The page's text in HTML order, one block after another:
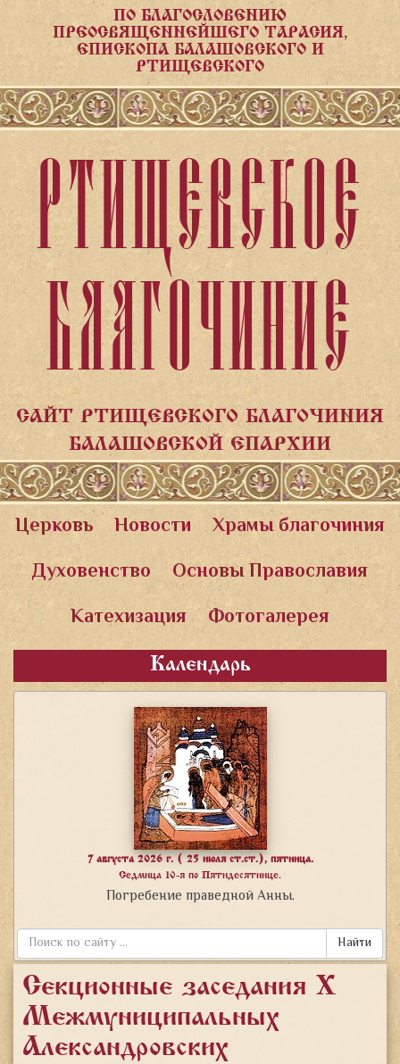
ПО БЛАГОСЛОВЕНИЮ
ПРЕОСВЯЩЕННЕЙШЕГО ТАРАСИЯ,
ЕПИСКОПА БАЛАШОВСКОГО И
РТИЩЕВСКОГО
РТИЩЕВСКОЕ
БЛАГОЧИНИЕ
САЙТ РТИЩЕВСКОГО БЛАГОЧИНИЯ
БАЛАШОВСКОЙ ЕПАРХИИ
Церковь Новости
Храмы благочиния
Духовенство
Основы Православия
Катехизация
Фотогалерея
Календарь
7 августа 2026 г. ( 25 июля ст.ст.), пятница.
Седмица 10-я по Пятидесятнице.
Погребение праведной Анны.
Найти
Секционные заседания X
Межмуниципальных
Александровских